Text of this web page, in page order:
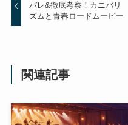
バレ&徹底考察！カニバリ
ズムと青春ロードムービー
関連記事